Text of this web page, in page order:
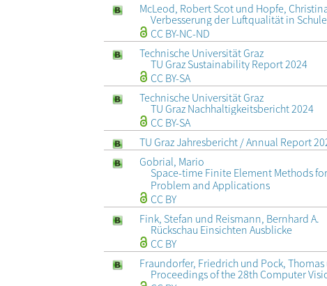
McLeod, Robert Scot und Hopfe,
Verbesserung der Luftqualität in
CC BY-NC-ND
Technische Universität Graz
TU Graz Sustainability Report 2024
CC BY-SA
Technische Universität Graz
TU Graz Nachhaltigkeitsbericht 2024
CC BY-SA
TU Graz Jahresbericht / Annual Report
Gobrial, Mario
Space-time Finite Element Methods
Problem and Applications
CC BY
Fink, Stefan und Reismann, Bernhard A.
Rückschau Einsichten Ausblicke
CC BY
Fraundorfer, Friedrich und Pock,
Proceedings of the 28th Computer